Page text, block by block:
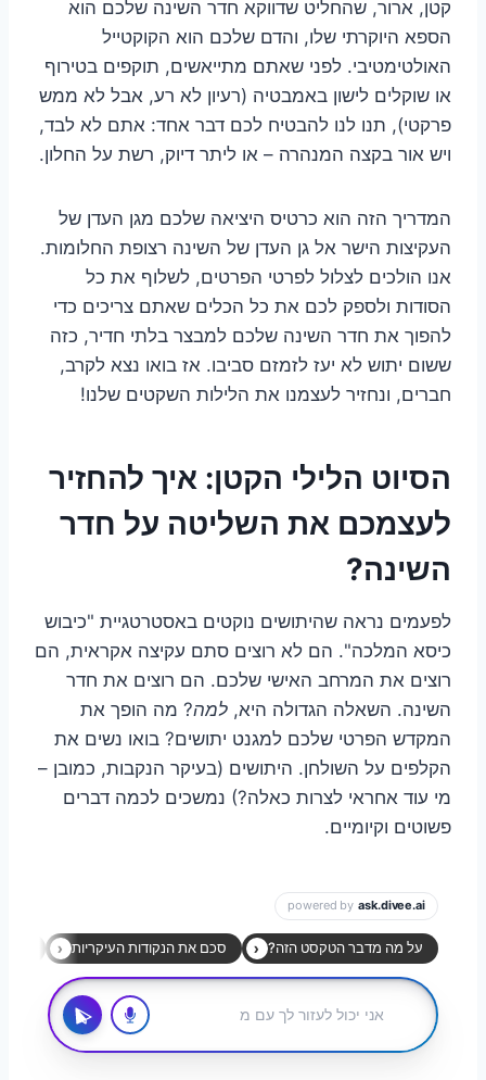
קטן, ארור, שהחליט שדווקא חדר השינה שלכם הוא
הספא היוקרתי שלו, והדם שלכם הוא הקוקטייל
האולטימטיבי. לפני שאתם מתייאשים, תוקפים בטירוף
או שוקלים לישון באמבטיה (רעיון לא רע, אבל לא ממש
פרקטי), תנו לנו להבטיח לכם דבר אחד: אתם לא לבד,
ויש אור בקצה המנהרה – או ליתר דיוק, רשת על החלון.
המדריך הזה הוא כרטיס היציאה שלכם מגן העדן של
העקיצות הישר אל גן העדן של השינה רצופת החלומות.
אנו הולכים לצלול לפרטי הפרטים, לשלוף את כל
הסודות ולספק לכם את כל הכלים שאתם צריכים כדי
להפוך את חדר השינה שלכם למבצר בלתי חדיר, כזה
ששום יתוש לא יעז לזמזם סביבו. אז בואו נצא לקרב,
חברים, ונחזיר לעצמנו את הלילות השקטים שלנו!
הסיוט הלילי הקטן: איך להחזיר
לעצמכם את השליטה על חדר
השינה?
לפעמים נראה שהיתושים נוקטים באסטרטגיית "כיבוש
כיסא המלכה". הם לא רוצים סתם עקיצה אקראית, הם
רוצים את המרחב האישי שלכם. הם רוצים את חדר
השינה. השאלה הגדולה היא, למה? מה הופך את
המקדש הפרטי שלכם למגנט יתושים? בואו נשים את
הקלפים על השולחן. היתושים (בעיקר הנקבות, כמובן –
מי עוד אחראי לצרות כאלה?) נמשכים לכמה דברים
פשוטים וקיומיים.